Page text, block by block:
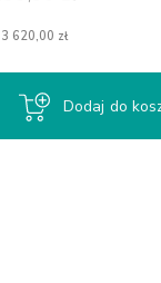
620,00 zł
Dodaj do